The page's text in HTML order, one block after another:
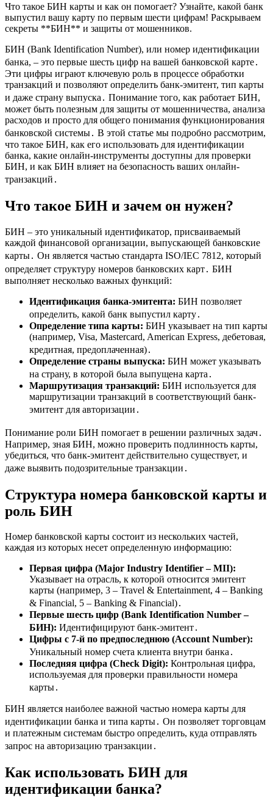
Что такое БИН карты и как он помогает? Узнайте, какой банк
выпустил вашу карту по первым шести цифрам! Раскрываем
секреты **БИН** и защиты от мошенников.
БИН (Bank Identification Number), или номер идентификации
банка, – это первые шесть цифр на вашей банковской карте․
Эти цифры играют ключевую роль в процессе обработки
транзакций и позволяют определить банк-эмитент, тип карты
и даже страну выпуска․ Понимание того, как работает БИН,
может быть полезным для защиты от мошенничества, анализа
расходов и просто для общего понимания функционирования
банковской системы․ В этой статье мы подробно рассмотрим,
что такое БИН, как его использовать для идентификации
банка, какие онлайн-инструменты доступны для проверки
БИН, и как БИН влияет на безопасность ваших онлайн-
транзакций․
Что такое БИН и зачем он нужен?
БИН – это уникальный идентификатор, присваиваемый
каждой финансовой организации, выпускающей банковские
карты․ Он является частью стандарта ISO/IEC 7812, который
определяет структуру номеров банковских карт․ БИН
выполняет несколько важных функций:
Идентификация банка-эмитента: БИН позволяет
определить, какой банк выпустил карту․
Определение типа карты: БИН указывает на тип карты
(например, Visa, Mastercard, American Express, дебетовая,
кредитная, предоплаченная)․
Определение страны выпуска: БИН может указывать
на страну, в которой была выпущена карта․
Маршрутизация транзакций: БИН используется для
маршрутизации транзакций в соответствующий банк-
эмитент для авторизации․
Понимание роли БИН помогает в решении различных задач․
Например, зная БИН, можно проверить подлинность карты,
убедиться, что банк-эмитент действительно существует, и
даже выявить подозрительные транзакции․
Структура номера банковской карты и
роль БИН
Номер банковской карты состоит из нескольких частей,
каждая из которых несет определенную информацию:
Первая цифра (Major Industry Identifier – MII):
Указывает на отрасль, к которой относится эмитент
карты (например, 3 – Travel & Entertainment, 4 – Banking
& Financial, 5 – Banking & Financial)․
Первые шесть цифр (Bank Identification Number –
БИН): Идентифицируют банк-эмитент․
Цифры с 7-й по предпоследнюю (Account Number):
Уникальный номер счета клиента внутри банка․
Последняя цифра (Check Digit): Контрольная цифра,
используемая для проверки правильности номера
карты․
БИН является наиболее важной частью номера карты для
идентификации банка и типа карты․ Он позволяет торговцам
и платежным системам быстро определить, куда отправлять
запрос на авторизацию транзакции․
Как использовать БИН для
идентификации банка?